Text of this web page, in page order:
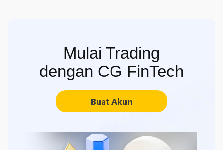
Mulai Trading
dengan CG FinTech
Buat Akun